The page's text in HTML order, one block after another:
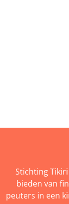
Stichting
bieden van
peuters in een